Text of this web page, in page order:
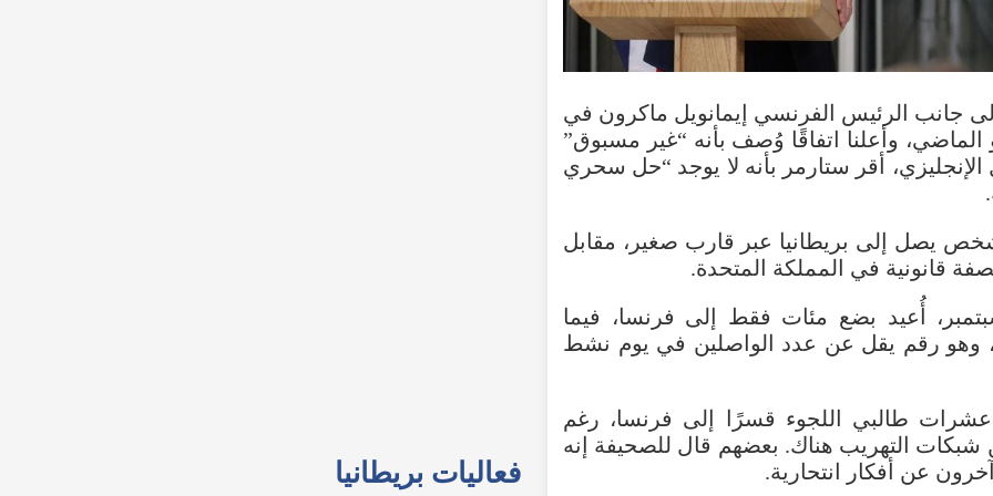
جانب الرئيس الفرنسي إيمانويل ماكرون في
الماضي، وأعلنا اتفاقًا وُصف بأنه “غير مسبوق”
الإنجليزي، أقر ستارمر بأنه لا يوجد “حل سحري
.
يصل إلى بريطانيا عبر قارب صغير ، مقابل
قانونية في المملكة المتحدة.
، أُعيد بضع مئات فقط إلى فرنسا، فيما
وهو رقم يقل عن عدد الواصلين في يوم نشط
عشرات طالبي اللجوء قسرًا إلى فرنسا، رغم
شبكات التهريب هناك. بعضهم قال للصحيفة
إنه
عن أفكار انتحارية. فعاليات بريطانيا